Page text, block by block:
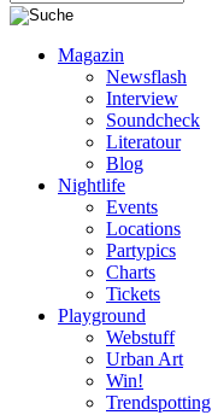
Magazin
Newsflash
Interview
Soundcheck
Literatour
Blog
Nightlife
Events
Locations
Partypics
Charts
Tickets
Playground
Webstuff
Urban Art
Win!
Trendspotting